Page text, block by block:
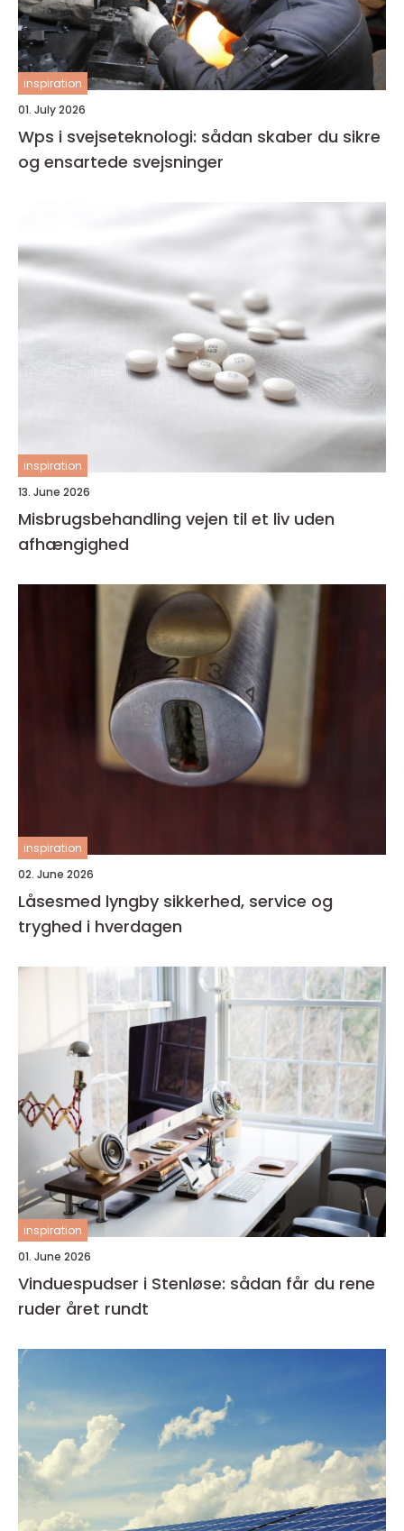
inspiration
01. July 2026
Wps i svejseteknologi: sådan skaber du sikre
og ensartede svejsninger
inspiration
13. June 2026
Misbrugsbehandling vejen til et liv uden
afhængighed
inspiration
02. June 2026
Låsesmed lyngby sikkerhed, service og
tryghed i hverdagen
inspiration
01. June 2026
Vinduespudser i Stenløse: sådan får du rene
ruder året rundt